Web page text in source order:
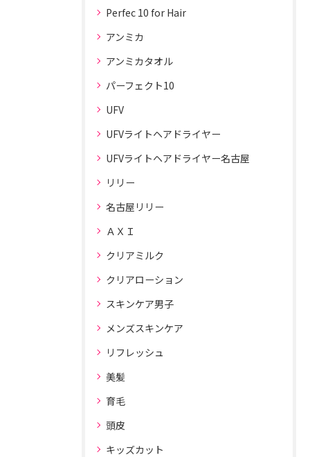
Perfec 10 for Hair
アンミカ
アンミカタオル
パーフェクト10
UFV
UFVライトヘアドライヤー
UFVライトヘアドライヤー名古屋
リリー
名古屋リリー
ＡＸＩ
クリアミルク
クリアローション
スキンケア男子
メンズスキンケア
リフレッシュ
美髪
育毛
頭皮
キッズカット